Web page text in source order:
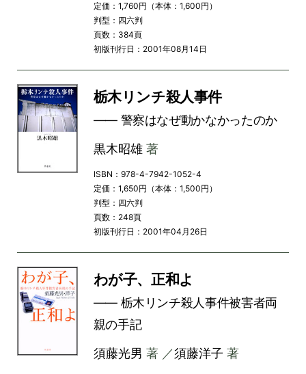
定価：1,760円（本体：1,600円）
判型：四六判
頁数：384頁
初版刊行日：2001年08月14日
栃木リンチ殺人事件
―― 警察はなぜ動かなかったのか
黒木昭雄著
ISBN：978-4-7942-1052-4
定価：1,650円（本体：1,500円）
判型：四六判
頁数：248頁
初版刊行日：2001年04月26日
わが子、正和よ
―― 栃木リンチ殺人事件被害者両
親の手記
須藤光男 著 ／須藤洋子 著